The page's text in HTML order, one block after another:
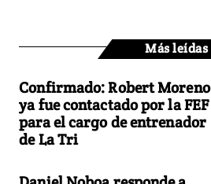
Más leídas
Confirmado: Robert Moreno
ya fue contactado por la FEF
para el cargo de entrenador
de La Tri